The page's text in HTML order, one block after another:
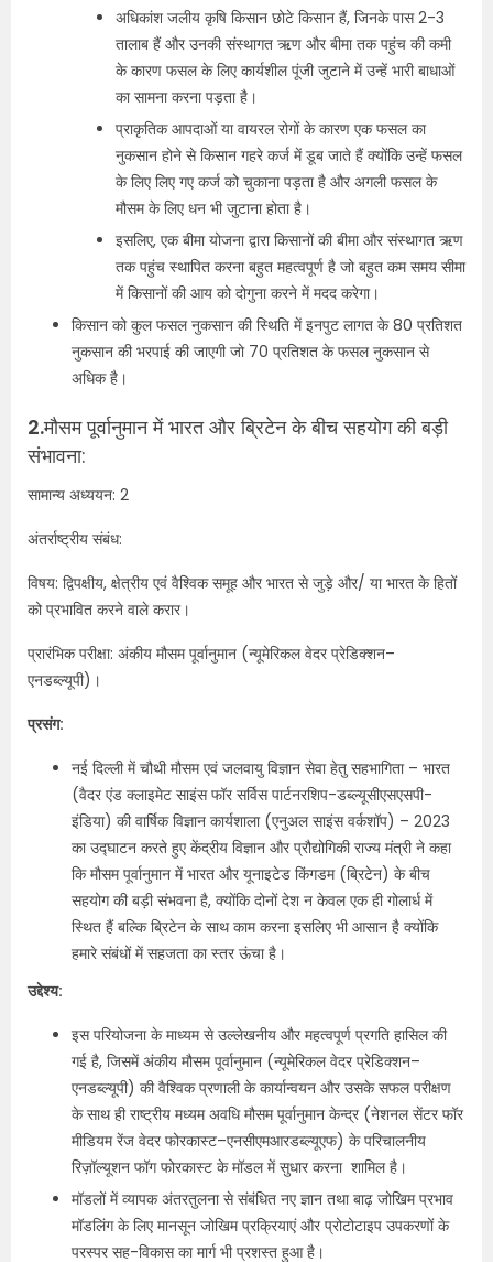
अधिकांश जलीय कृषि किसान छोटे किसान हैं, जिनके पास 2-3
तालाब हैं और उनकी संस्थागत ऋण और बीमा तक पहुंच की कमी
के कारण फसल के लिए कार्यशील पूंजी जुटाने में उन्‍हें भारी बाधाओं
का सामना करना पड़ता है।
प्राकृतिक आपदाओं या वायरल रोगों के कारण एक फसल का
नुकसान होने से किसान गहरे कर्ज में डूब जाते हैं क्योंकि उन्हें फसल
के लिए लिए गए कर्ज को चुकाना पड़ता है और अगली फसल के
मौसम के लिए धन भी जुटाना होता है।
इसलिए, एक बीमा योजना द्वारा किसानों की बीमा और संस्थागत ऋण
तक पहुंच स्थापित करना बहुत महत्वपूर्ण है जो बहुत कम समय सीमा
में किसानों की आय को दोगुना करने में मदद करेगा।
किसान को कुल फसल नुकसान की स्थिति में इनपुट लागत के 80 प्रतिशत
नुकसान की भरपाई की जाएगी जो 70 प्रतिशत के फसल नुकसान से
अधिक है।
2.मौसम पूर्वानुमान में भारत और ब्रिटेन के बीच सहयोग की बड़ी
संभावना:
सामान्य अध्ययन: 2
अंतर्राष्ट्रीय संबंध:
विषय: द्विपक्षीय, क्षेत्रीय एवं वैश्विक समूह और भारत से जुड़े और/ या भारत के हितों
को प्रभावित करने वाले करार।
प्रारंभिक परीक्षा: अंकीय मौसम पूर्वानुमान (न्यूमेरिकल वेदर प्रेडिक्शन–
एनडब्ल्यूपी)।
प्रसंग:
नई दिल्ली में चौथी मौसम एवं जलवायु विज्ञान सेवा हेतु सहभागिता – भारत
(वैदर एंड क्लाइमेट साइंस फॉर सर्विस पार्टनरशिप-डब्ल्यूसीएसएसपी-
इंडिया) की वार्षिक विज्ञान कार्यशाला (एनुअल साइंस वर्कशॉप) – 2023
का उद्घाटन करते हुए केंद्रीय विज्ञान और प्रौद्योगिकी राज्य मंत्री ने कहा
कि मौसम पूर्वानुमान में भारत और यूनाइटेड किंगडम (ब्रिटेन) के बीच
सहयोग की बड़ी संभवना है, क्योंकि दोनों देश न केवल एक ही गोलार्ध में
स्थित हैं बल्कि ब्रिटेन के साथ काम करना इसलिए भी आसान है क्योंकि
हमारे संबंधों में सहजता का स्तर ऊंचा है।
उद्देश्य:
इस परियोजना के माध्यम से उल्लेखनीय और महत्वपूर्ण प्रगति हासिल की
गई है, जिसमें अंकीय मौसम पूर्वानुमान (न्यूमेरिकल वेदर प्रेडिक्शन–
एनडब्ल्यूपी) की वैश्विक प्रणाली के कार्यान्वयन और उसके सफल परीक्षण
के साथ ही राष्ट्रीय मध्यम अवधि मौसम पूर्वानुमान केन्द्र (नेशनल सेंटर फॉर
मीडियम रेंज वेदर फोरकास्ट–एनसीएमआरडब्ल्यूएफ) के परिचालनीय
रिज़ॉल्यूशन फॉग फोरकास्ट के मॉडल में सुधार करना शामिल है।
मॉडलों में व्यापक अंतरतुलना से संबंधित नए ज्ञान तथा बाढ़ जोखिम प्रभाव
मॉडलिंग के लिए मानसून जोखिम प्रक्रियाएं और प्रोटोटाइप उपकरणों के
परस्पर सह-विकास का मार्ग भी प्रशस्त हुआ है।